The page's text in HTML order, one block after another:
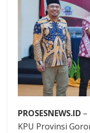
PROSESNEWS.ID –
KPU Provinsi